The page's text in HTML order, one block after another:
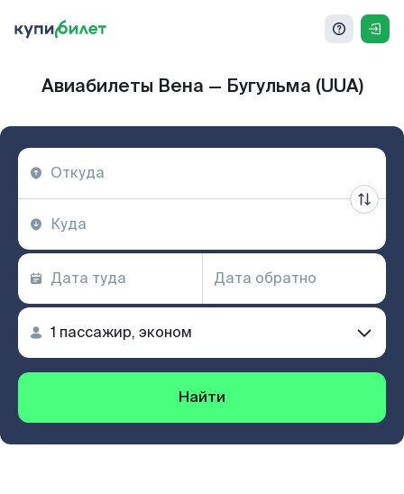
Авиабилеты Вена — Бугульма (UUA)
Найти